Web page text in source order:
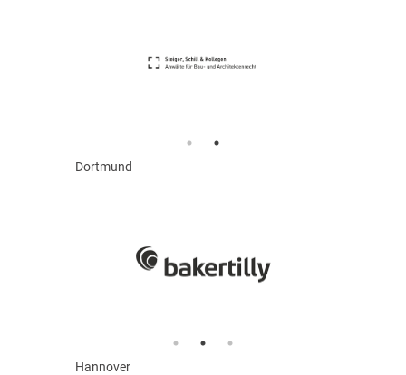
Dortmund
Hannover